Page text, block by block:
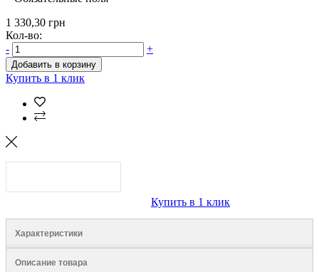
1 330,30 грн
Кол-во:
-
+
Добавить в корзину
Купить в 1 клик
Купить в 1 клик
Характеристики
Описание товара